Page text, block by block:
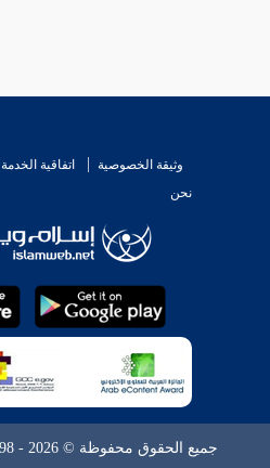
وثيقة الخصوصية اتفاقية الخدمة
نحن
جميع الحقوق محفوظة © 2026 - 1998 لشبكة إسلام ويب